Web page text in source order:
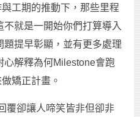
工期的推動下，那些里程
就是一開始你們打算導入
提早彰顯，並有更多處理
心解釋為何Milestone會跑
矯正計畫。
覆卻讓人啼笑皆非但卻非